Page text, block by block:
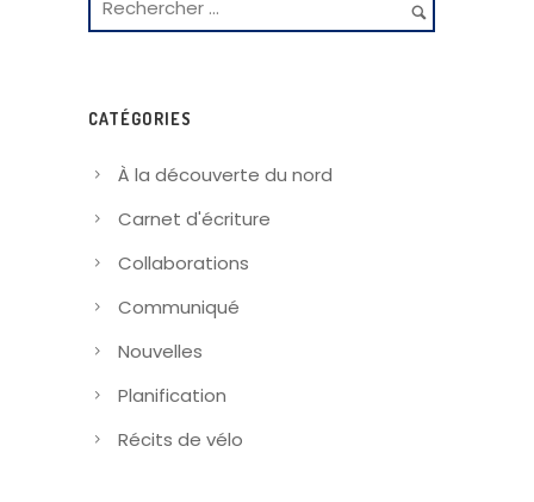
CATÉGORIES
À la découverte du nord
Carnet d'écriture
Collaborations
Communiqué
Nouvelles
Planification
Récits de vélo